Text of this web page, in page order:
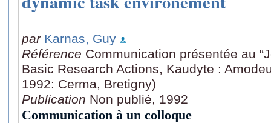
par Karnas, Guy
Référence Communication présentée au
Basic Research Actions, Kaudyte :
1992: Cerma, Bretigny)
Publication Non publié, 1992
Communication à un colloque